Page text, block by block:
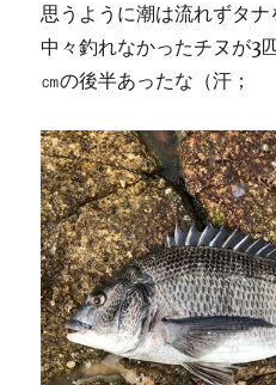
思うように潮は流れずタ
中々釣れなかったチヌが3
㎝の後半あったな（汗；